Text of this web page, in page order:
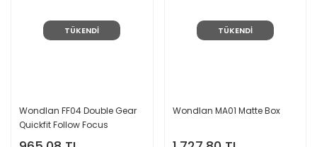
TÜKENDİ
Wondlan FF04 Double Gear
Quickfit Follow Focus
TÜKENDİ
Wondlan MA01 Matte Box